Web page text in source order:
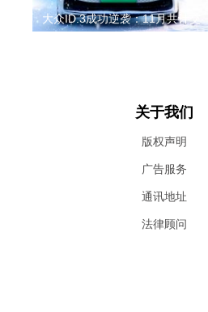
大众ID.3成功逆袭：11月共计交
关于我们
版权声明
广告服务
通讯地址
法律顾问